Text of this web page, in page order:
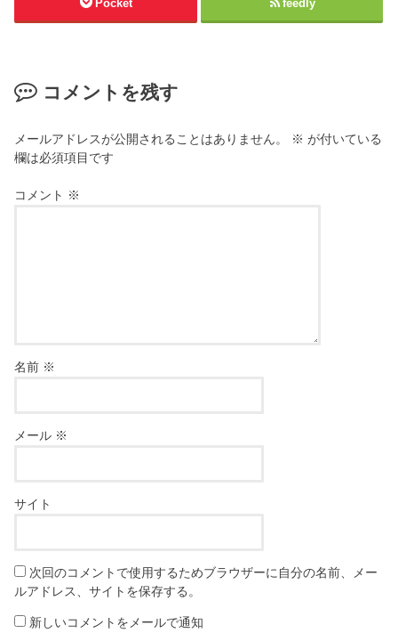
Pocket feedly
コメントを残す
メールアドレスが公開されることはありません。 ※ が付いている
欄は必須項目です
コメント ※
名前 ※
メール ※
サイト
次回のコメントで使用するためブラウザーに自分の名前、メー
ルアドレス、サイトを保存する。
新しいコメントをメールで通知